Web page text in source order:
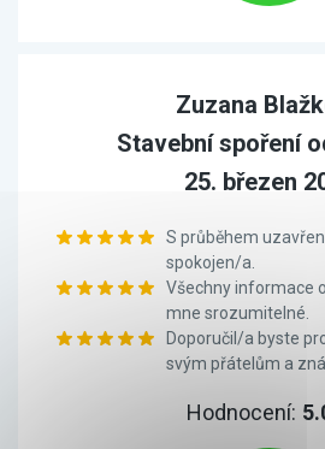
Zuzana
Stavební spoření
25. březen
S průběhem
spokojen/a.
Všechny informace
mne srozumitelné.
Doporučil/a byste
svým přátelům a
Hodnocení: